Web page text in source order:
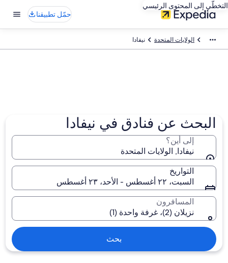
التخطّي إلى المحتوى الرئيسي
حمّل تطبيقنا
الولايات المتحدة نيفادا
البحث عن فنادق في نيفادا
إلى أين؟
نيفادا, الولايات المتحدة
التواريخ
السبت، ٢٢ أغسطس - الأحد، ٢٣ أغسطس
المسافرون
نزيلان (2)، غرفة واحدة (1)
بحث